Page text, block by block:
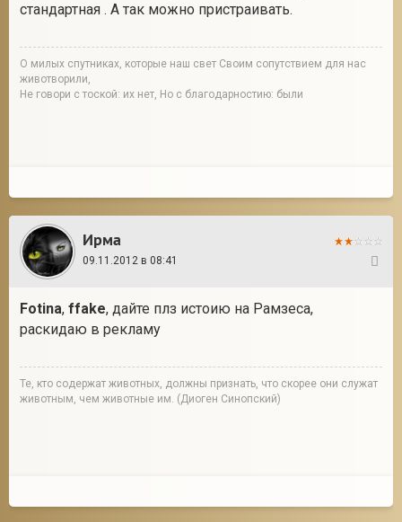
стандартная . А так можно пристраивать.
О милых спутниках, которые наш свет Своим сопутствием для нас
животворили,
Не говори с тоской: их нет, Но с благодарностию: были
Ирма
09.11.2012 в 08:41
Fotina, ffake, дайте плз истоию на Рамзеса,
раскидаю в рекламу
Те, кто содержат животных, должны признать, что скорее они служат
животным, чем животные им. (Диоген Синопский)